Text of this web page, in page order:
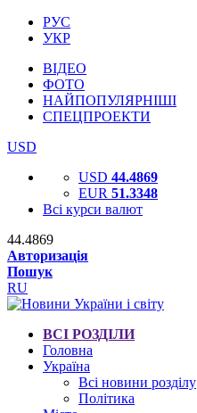
РУС
УКР
ВІДЕО
ФОТО
НАЙПОПУЛЯРНІШІ
СПЕЦПРОЕКТИ
USD
USD 44.4869
EUR 51.3348
Всі курси валют
44.4869
Авторизація
Пошук
RU
ВСІ РОЗДІЛИ
Головна
Україна
Всі новини розділу
Політика